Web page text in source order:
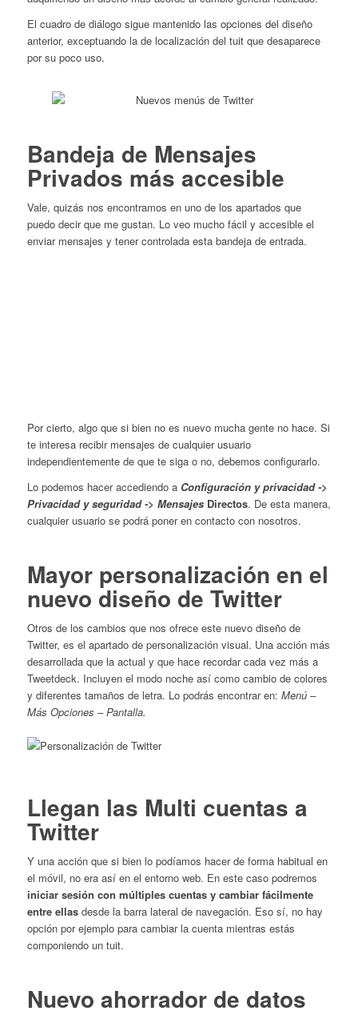
El cuadro de diálogo sigue mantenido las opciones del diseño
anterior, exceptuando la de localización del tuit que desaparece
por su poco uso.
Bandeja de Mensajes
Privados más accesible
Vale, quizás nos encontramos en uno de los apartados que
puedo decir que me gustan. Lo veo mucho fácil y accesible el
enviar mensajes y tener controlada esta bandeja de entrada.
Por cierto, algo que si bien no es nuevo mucha gente no hace. Si
te interesa recibir mensajes de cualquier usuario
independientemente de que te siga o no, debemos configurarlo.
Lo podemos hacer accediendo a Configuración y privacidad ->
Privacidad y seguridad -> MensajesDirectos. De esta manera,
cualquier usuario se podrá poner en contacto con nosotros.
Mayor personalización en el
nuevo diseño de Twitter
Otros de los cambios que nos ofrece este nuevo diseño de
Twitter, es el apartado de personalización visual. Una acción más
desarrollada que la actual y que hace recordar cada vez más a
Tweetdeck. Incluyen el modo noche así como cambio de colores
y diferentes tamaños de letra. Lo podrás encontrar en: Menú –
Más Opciones – Pantalla.
Llegan las Multi cuentas a
Twitter
Y una acción que si bien lo podíamos hacer de forma habitual en
el móvil, no era así en el entorno web. En este caso podremos
iniciar sesión con múltiples cuentas y cambiar fácilmente
entre ellasdesde la barra lateral de navegación. Eso sí, no hay
opción por ejemplo para cambiar la cuenta mientras estás
componiendo un tuit.
Nuevo ahorrador de datos